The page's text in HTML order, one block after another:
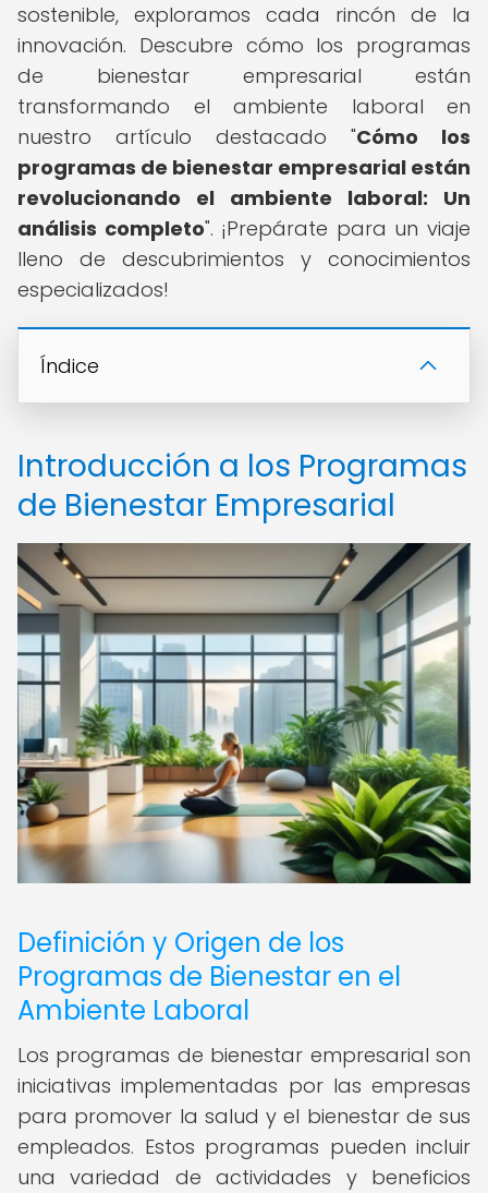
sostenible, exploramos cada rincón de la
innovación. Descubre cómo los programas
de bienestar empresarial están
transformando el ambiente laboral en
nuestro artículo destacado "Cómo los
programas de bienestar empresarial están
revolucionando el ambiente laboral: Un
análisis completo". ¡Prepárate para un viaje
lleno de descubrimientos y conocimientos
especializados!
Índice
Introducción a los Programas
de Bienestar Empresarial
Definición y Origen de los
Programas de Bienestar en el
Ambiente Laboral
Los programas de bienestar empresarial son
iniciativas implementadas por las empresas
para promover la salud y el bienestar de sus
empleados. Estos programas pueden incluir
una variedad de actividades y beneficios